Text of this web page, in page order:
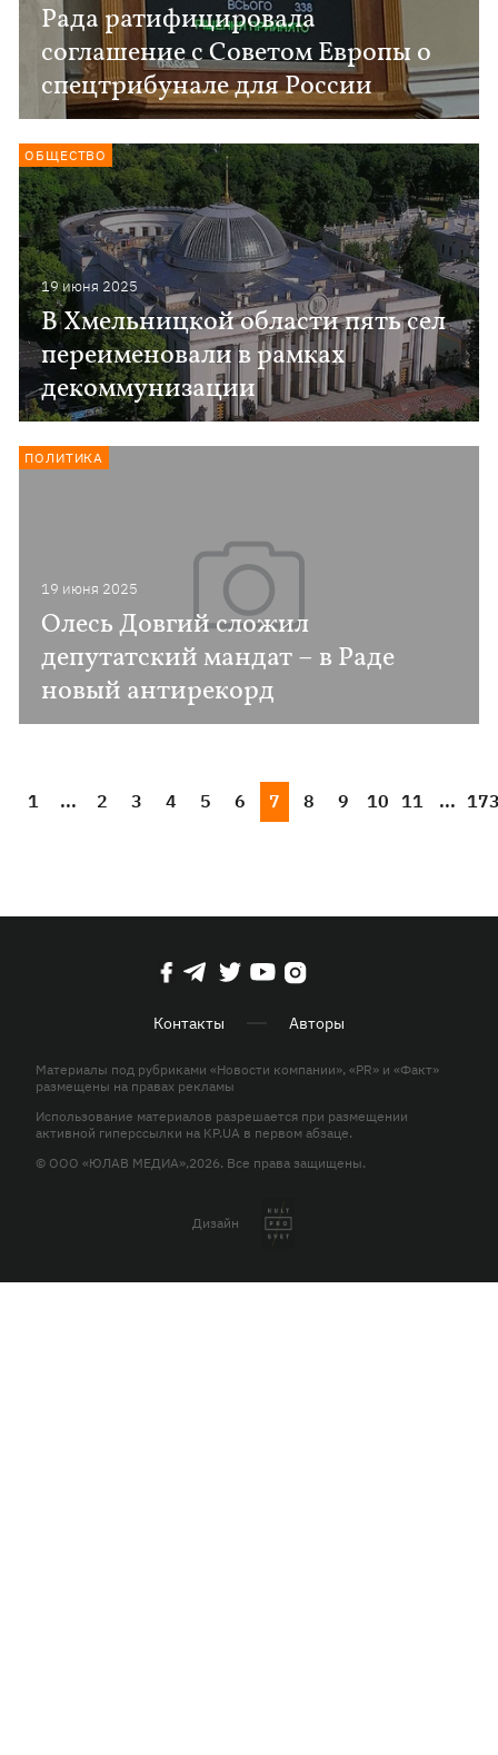
Рада ратифицировала
соглашение с Советом Европы о
спецтрибунале для России
19 июня 2025
В Хмельницкой области пять сел
переименовали в рамках
декоммунизации
ОБЩЕСТВО
19 июня 2025
Олесь Довгий сложил
депутатский мандат – в Раде
новый антирекорд
ПОЛИТИКА
1 ... 2 3 4 5 6 7 8 9 10 11 ...
Контакты Авторы
Материалы под рубриками «Новости компании», «PR» и «Факт»
размещены на правах рекламы
Использование материалов разрешается при размещении
активной гиперссылки на KP.UA в первом абзаце.
© ООО «ЮЛАВ МЕДИА»,2026. Все права защищены.
Дизайн